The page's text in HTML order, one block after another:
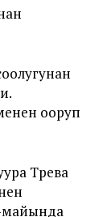
ооруп
Төрөева
майында